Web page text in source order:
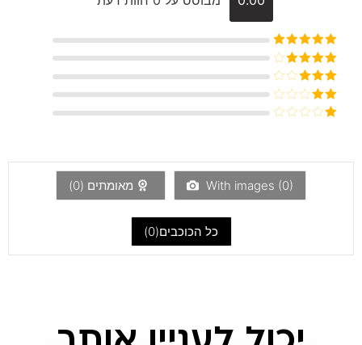
דורג5מתוך
5
דורג4
דורג3
מתוך 5
דורג
5
With images (0) מאומתים (0
)
כל הכוכבים(0
)